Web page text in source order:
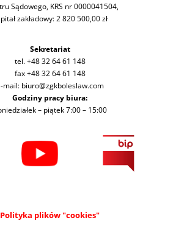
Sądowego, KRS nr 0000041504,
zakładowy: 2 820 500,00 zł
Sekretariat
tel. +48 32 64 61 148
fax +48 32 64 61 148
mail: biuro@zgkboleslaw.com
Godziny pracy biura:
– piątek 7:00 – 15:00
Polityka plików "cookies"